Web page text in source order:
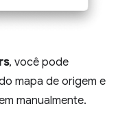
, você pode
mapa de origem e
manualmente.